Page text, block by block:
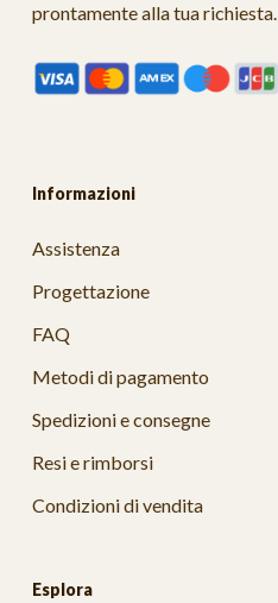
prontamente alla tua richiesta.
Informazioni
Assistenza
Progettazione
FAQ
Metodi di pagamento
Spedizioni e consegne
Resi e rimborsi
Condizioni di vendita
Esplora